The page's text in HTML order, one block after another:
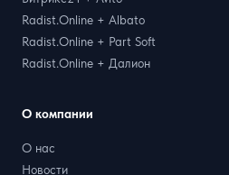
Radist.Online + Albato
Radist.Online + Part Soft
Radist.Online + Далион
О компании
О нас
Новости